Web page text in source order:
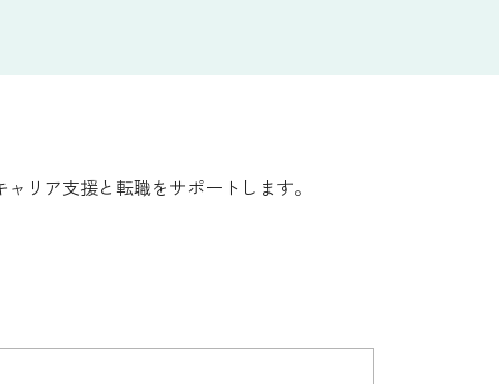
リア支援と転職をサポートします。